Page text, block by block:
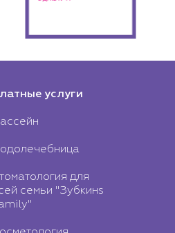
услуги
для
семьи "Зубкинs